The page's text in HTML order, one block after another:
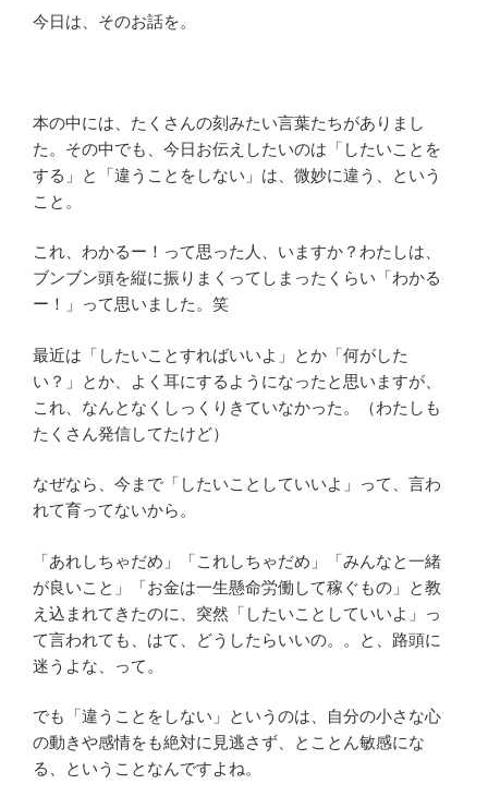
今日は、そのお話を。
本の中には、たくさんの刻みたい言葉たちがありまし
た。その中でも、今日お伝えしたいのは「したいことを
する」と「違うことをしない」は、微妙に違う、という
こと。
これ、わかるー！って思った人、いますか？わたしは、
ブンブン頭を縦に振りまくってしまったくらい「わかる
ー！」って思いました。笑
最近は「したいことすればいいよ」とか「何がした
い？」とか、よく耳にするようになったと思いますが、
これ、なんとなくしっくりきていなかった。（わたしも
たくさん発信してたけど）
なぜなら、今まで「したいことしていいよ」って、言わ
れて育ってないから。
「あれしちゃだめ」「これしちゃだめ」「みんなと一緒
が良いこと」「お金は一生懸命労働して稼ぐもの」と教
え込まれてきたのに、突然「したいことしていいよ」っ
て言われても、はて、どうしたらいいの。。と、路頭に
迷うよな、って。
でも「違うことをしない」というのは、自分の小さな心
の動きや感情をも絶対に見逃さず、とことん敏感にな
る、ということなんですよね。